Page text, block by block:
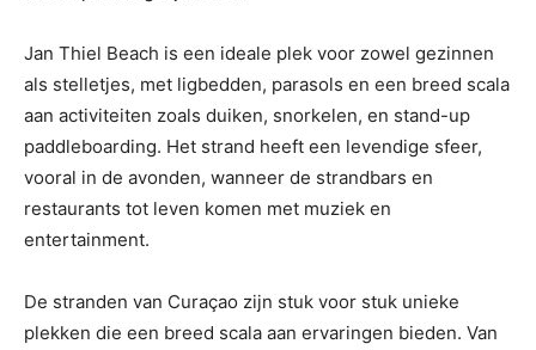
Jan Thiel Beach is een ideale plek voor zowel gezinnen
als stelletjes, met ligbedden, parasols en een breed scala
aan activiteiten zoals duiken, snorkelen, en stand-up
paddleboarding. Het strand heeft een levendige sfeer,
vooral in de avonden, wanneer de strandbars en
restaurants tot leven komen met muziek en
entertainment.
De stranden van Curaçao zijn stuk voor stuk unieke
plekken die een breed scala aan ervaringen bieden. Van